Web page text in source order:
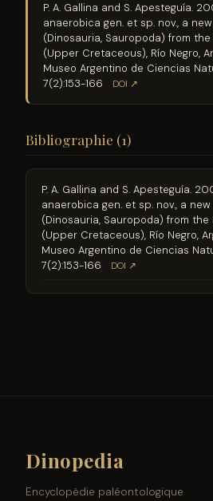
P. A. Gallina and S. Apesteguía.
anaerobica gen. et sp. nov., a
(Dinosauria, Sauropoda) from
(Upper Cretaceous), Río Negro,
Museo Argentino de Ciencias
7(2):153-166
DOI ↗
Bibliographie (1)
P. A. Gallina and S. Apesteguía.
anaerobica gen. et sp. nov., a
(Dinosauria, Sauropoda) from the
(Upper Cretaceous), Río Negro,
Museo Argentino de Ciencias
7(2):153-166
DOI ↗
Dinopedia
Encyclopédie paléontologique